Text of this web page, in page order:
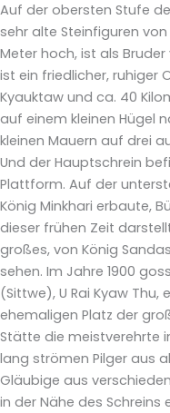
Auf der obersten Stufe
sehr alte Steinfiguren
Meter hoch, ist als
ist ein friedlicher, ruhiger
Kyauktaw und ca. 40
auf einem kleinen Hügel
kleinen Mauern auf drei
Und der Hauptschrein
Plattform. Auf der
König Minkhari erbaute,
dieser frühen Zeit
großes, von König
sehen. Im Jahre 1900
(Sittwe), U Rai Kyaw
ehemaligen Platz der
Stätte die meistverehrte
lang strömen Pilger aus
Gläubige aus
in der Nähe des Schreins